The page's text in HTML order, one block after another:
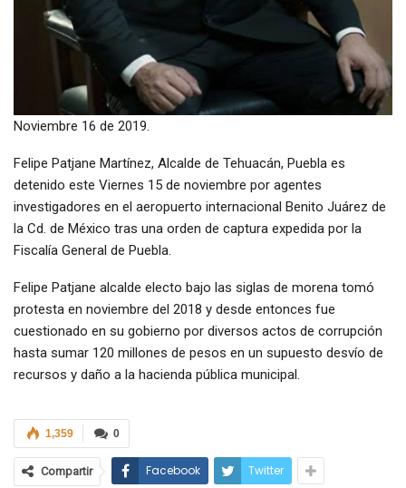
Noviembre 16 de 2019.
Felipe Patjane Martínez, Alcalde de Tehuacán, Puebla es
detenido este Viernes 15 de noviembre por agentes
investigadores en el aeropuerto internacional Benito Juárez de
la Cd. de México tras una orden de captura expedida por la
Fiscalía General de Puebla.
Felipe Patjane alcalde electo bajo las siglas de morena tomó
protesta en noviembre del 2018 y desde entonces fue
cuestionado en su gobierno por diversos actos de corrupción
hasta sumar 120 millones de pesos en un supuesto desvío de
recursos y daño a la hacienda pública municipal.
0
1,359
Compartir Facebook Twitter